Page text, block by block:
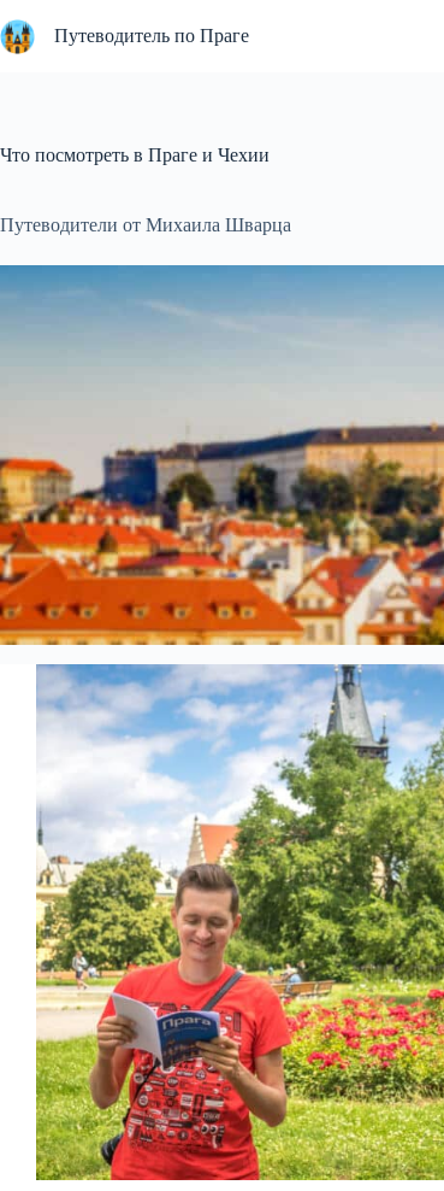
к
сути
Путеводитель по Праге
Что посмотреть в Праге и Чехии
Путеводители от Михаила Шварца